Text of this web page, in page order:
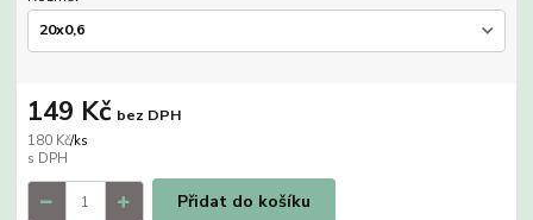
180 Kč/ks
149 Kč bez DPH
Přidat do košíku